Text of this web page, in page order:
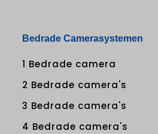
Bedrade Camerasystemen
1 Bedrade camera
2 Bedrade camera's
3 Bedrade camera's
4 Bedrade camera's